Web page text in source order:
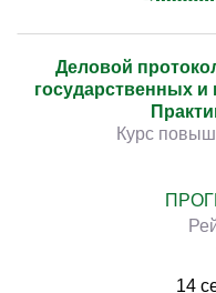
коммуникации.
общения и
выстраивать
устойчивых
Изучение принципов
общения,
анализа
последовательную
направленность
навыков в реальных
Деловой
государственных и
Курс
14